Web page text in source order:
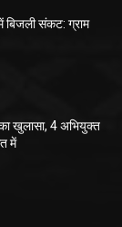
बिजली संकट: ग्राम
खुलासा, 4 अभियुक्त
में